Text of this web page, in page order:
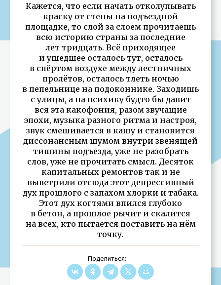
Кажется, что если начать отколупывать
краску от стены на подъездной
площадке, то слой за слоем прочитаешь
всю историю страны за последние
лет тридцать. Всё приходящее
и ушедшее осталось тут, осталось
в спёртом воздухе между лестничных
пролётов, осталось тлеть ночью
в пепельнице на подоконнике. Заходишь
с улицы, а на психику будто бы давит
вся эта какофония, разом звучащие
эпохи, музыка разного ритма и настроя,
звук смешивается в кашу и становится
диссонансным шумом внутри звенящей
тишины подъезда, уже не разобрать
слов, уже не прочитать смысл. Десяток
капитальных ремонтов так и не
выветрили отсюда этот депрессивный
дух прошлого с запахом хлорки и табака.
Этот дух когтями впился глубоко
в бетон, а прошлое рычит и скалится
на всех, кто пытается поставить на нём
точку.
Поделиться: